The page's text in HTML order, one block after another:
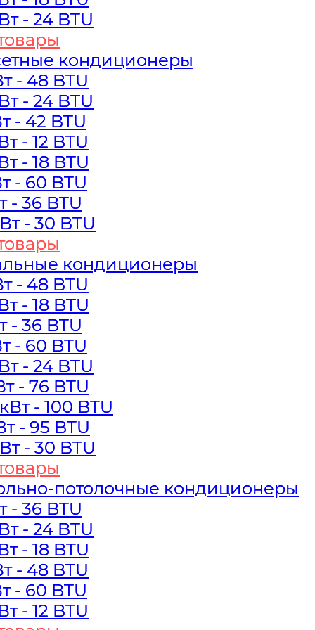
- 24 BTU
кондиционеры
- 48 BTU
- 24 BTU
- 42 BTU
- 12 BTU
- 18 BTU
- 60 BTU
- 36 BTU
- 30 BTU
кондиционеры
- 48 BTU
- 18 BTU
- 36 BTU
- 60 BTU
- 24 BTU
- 76 BTU
- 100 BTU
- 95 BTU
- 30 BTU
потолочные кондиционеры
- 36 BTU
- 24 BTU
- 18 BTU
- 48 BTU
- 60 BTU
- 12 BTU
- 24 BTU
кондиционеры
- 48 BTU
- 24 BTU
- 42 BTU
- 12 BTU
- 18 BTU
- 60 BTU
- 36 BTU
- 30 BTU
кондиционеры
- 48 BTU
- 18 BTU
- 36 BTU
- 60 BTU
- 24 BTU
- 76 BTU
- 100 BTU
- 95 BTU
- 30 BTU
потолочные кондиционеры
- 36 BTU
- 24 BTU
- 18 BTU
- 48 BTU
- 60 BTU
- 12 BTU